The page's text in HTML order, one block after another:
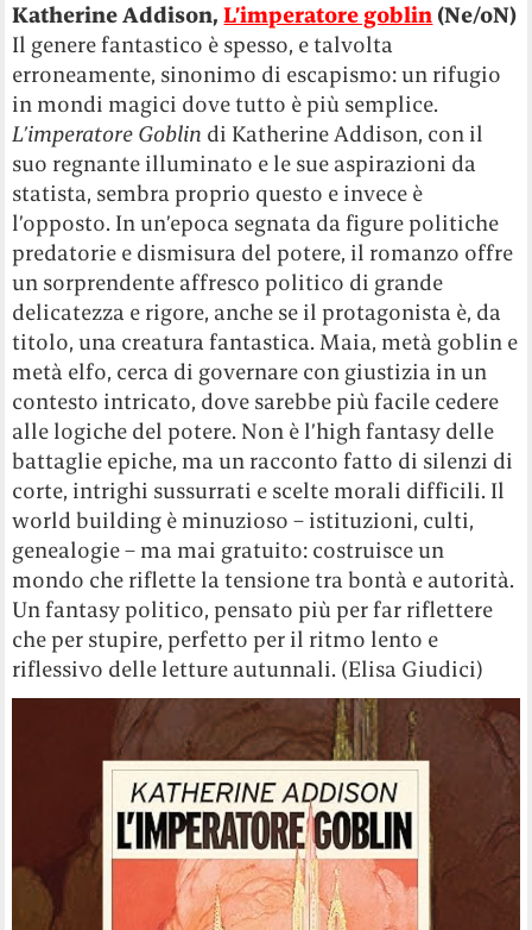
Katherine Addison,L’imperatore goblin (Ne/oN)
Il genere fantastico è spesso, e talvolta
erroneamente, sinonimo di escapismo: un rifugio
in mondi magici dove tutto è più semplice.
L’imperatore Goblin di Katherine Addison, con il
suo regnante illuminato e le sue aspirazioni da
statista, sembra proprio questo e invece è
l’opposto. In un’epoca segnata da figure politiche
predatorie e dismisura del potere, il romanzo offre
un sorprendente affresco politico di grande
delicatezza e rigore, anche se il protagonista è, da
titolo, una creatura fantastica. Maia, metà goblin e
metà elfo, cerca di governare con giustizia in un
contesto intricato, dove sarebbe più facile cedere
alle logiche del potere. Non è l’high fantasy delle
battaglie epiche, ma un racconto fatto di silenzi di
corte, intrighi sussurrati e scelte morali difficili. Il
world building è minuzioso – istituzioni, culti,
genealogie – ma mai gratuito: costruisce un
mondo che riflette la tensione tra bontà e autorità.
Un fantasy politico, pensato più per far riflettere
che per stupire, perfetto per il ritmo lento e
riflessivo delle letture autunnali. (Elisa Giudici)